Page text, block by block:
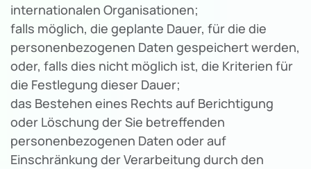
internationalen Organisationen;
falls möglich, die geplante Dauer, für die die
personenbezogenen Daten gespeichert werden,
oder, falls dies nicht möglich ist, die Kriterien für
die Festlegung dieser Dauer;
das Bestehen eines Rechts auf Berichtigung
oder Löschung der Sie betreffenden
personenbezogenen Daten oder auf
Einschränkung der Verarbeitung durch den